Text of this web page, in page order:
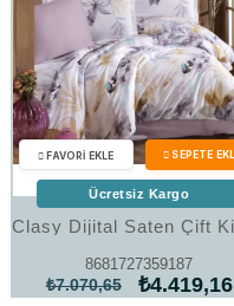
8681727359187
₺4.419,16
₺7.070,65
Ücretsiz Kargo